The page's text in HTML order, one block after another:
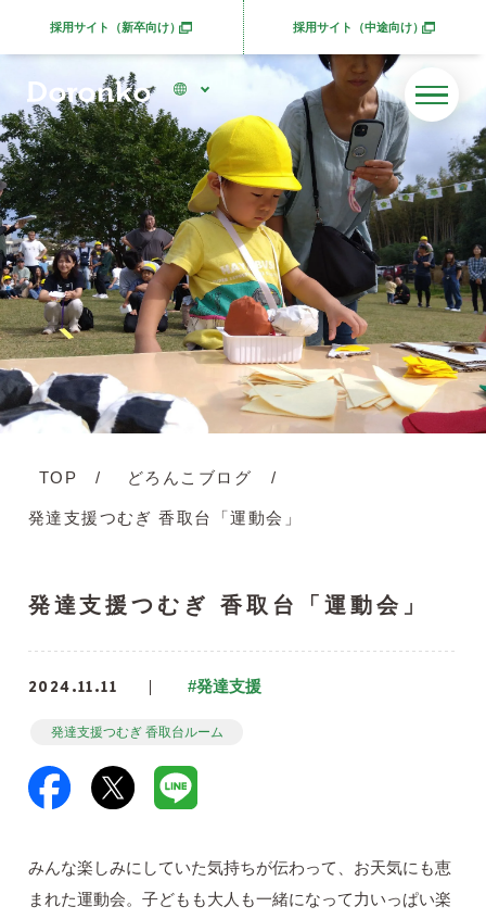
採用サイト（新卒向け）別ウィンドウで開きます 採用サイト（中途向け）別ウィンドウで開きま
TOP どろんこブログ
発達支援つむぎ 香取台「運動会」
発達支援つむぎ 香取台「運動会」
2024.11.11 #発達支援
発達支援つむぎ 香取台ルーム
みんな楽しみにしていた気持ちが伝わって、お天気にも恵
まれた運動会。子どもも大人も一緒になって力いっぱい楽